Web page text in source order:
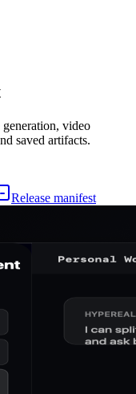
video
saved artifacts.
Release manifest